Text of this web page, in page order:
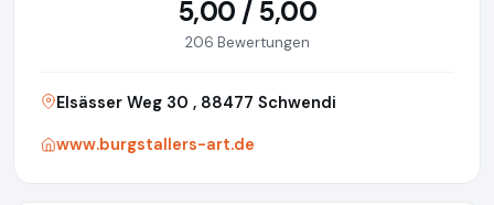
5,00 / 5,00
206 Bewertungen
Elsässer Weg 30 , 88477 Schwendi
www.burgstallers-art.de